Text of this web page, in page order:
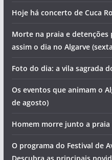
Hoje há concerto de Cuca
Morte na praia e
assim o dia no Algarve
Foto do dia: a vila sagrada
Os eventos que animam o
de agosto)
Homem morre junto a praia
O programa do Festival de